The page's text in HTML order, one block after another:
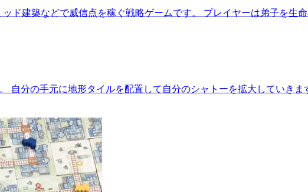
ド建築などで威信点を稼ぐ戦略ゲームです。 プレイヤーは弟子を生
自分の手元に地形タイルを配置して自分のシャトーを拡大していき